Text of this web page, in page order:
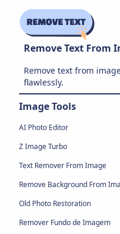
Remove Text From
Remove text from
flawlessly.
Image Tools
AI Photo Editor
Z Image Turbo
Text Remover From Image
Remove Background From
Old Photo Restoration
Remover Fundo de Imagem